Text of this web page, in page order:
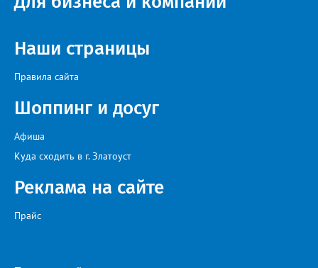
Наши страницы
Правила сайта
Шоппинг и досуг
Афиша
Куда сходить в г. Златоуст
Реклама на сайте
Прайс